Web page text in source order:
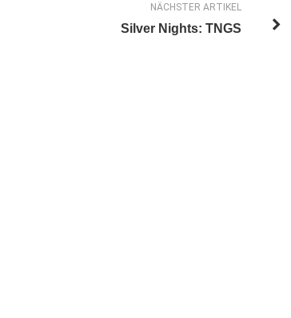
NÄCHSTER ARTIKEL
Silver Nights: TNGS